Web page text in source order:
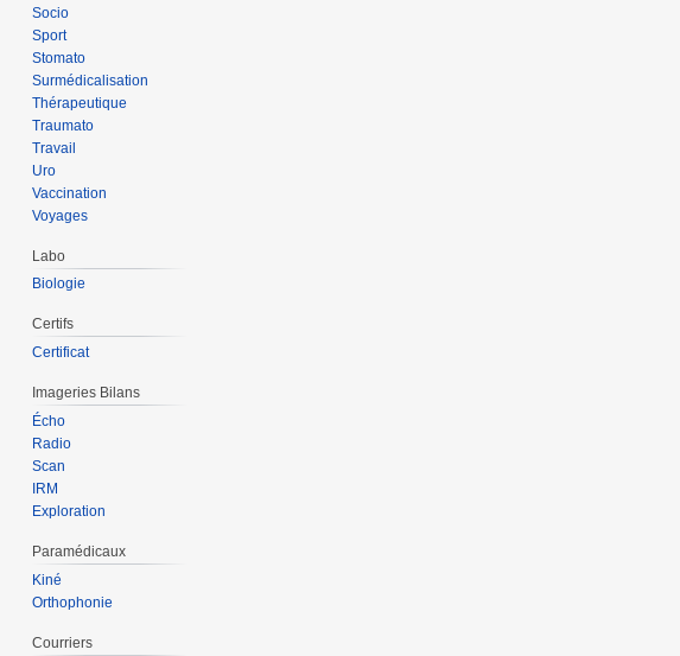
Socio
Sport
Stomato
Surmédicalisation
Thérapeutique
Traumato
Travail
Uro
Vaccination
Voyages
Labo
Biologie
Certifs
Certificat
Imageries Bilans
Écho
Radio
Scan
IRM
Exploration
Paramédicaux
Kiné
Orthophonie
Courriers